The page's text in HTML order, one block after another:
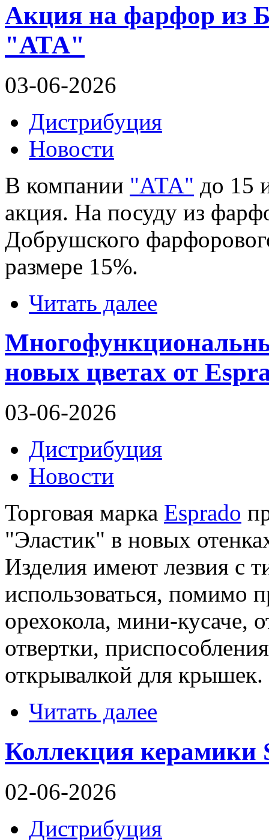
Акция на фарфор из
"АТА"
03-06-2026
Дистрибуция
Новости
В компании "АТА" до 15
акция. На посуду из
Добрушского
размере 15%.
Читать далее
новых цветах от
03-06-2026
Дистрибуция
Новости
Торговая марка Esprado
"Эластик" в новых
Изделия имеют лезвия с
использоваться, помимо
орехокола, мини-кусаче,
отвертки,
открывалкой для крышек.
Читать далее
Коллекция
02-06-2026
Дистрибуция